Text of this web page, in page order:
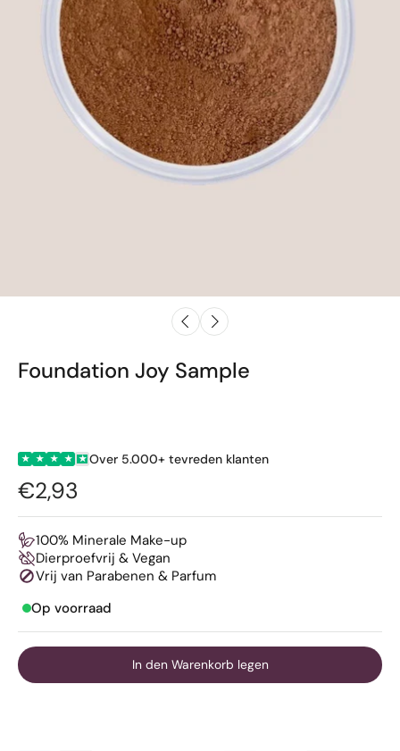
Foundation Joy Sample
★ ★ ★ ★ ★ Over 5.000+ tevreden klanten
€2,93
100% Minerale Make-up
Dierproefvrij & Vegan
Vrij van Parabenen & Parfum
Op voorraad
In den Warenkorb legen